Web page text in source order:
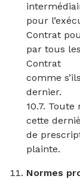
pour
Contrat
par tous
Contrat
comme
dernier.
10.7.
cette
de
plainte.
Normes